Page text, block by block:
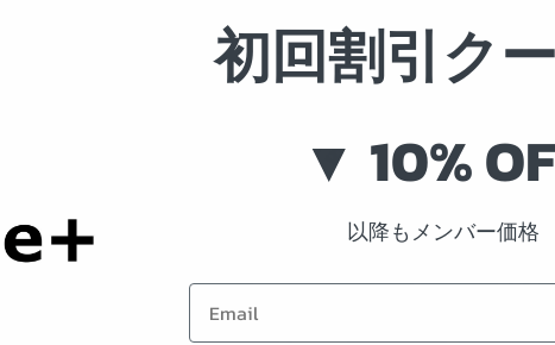
初回割引ク
▼ 10%
以降もメンバー価格
Email